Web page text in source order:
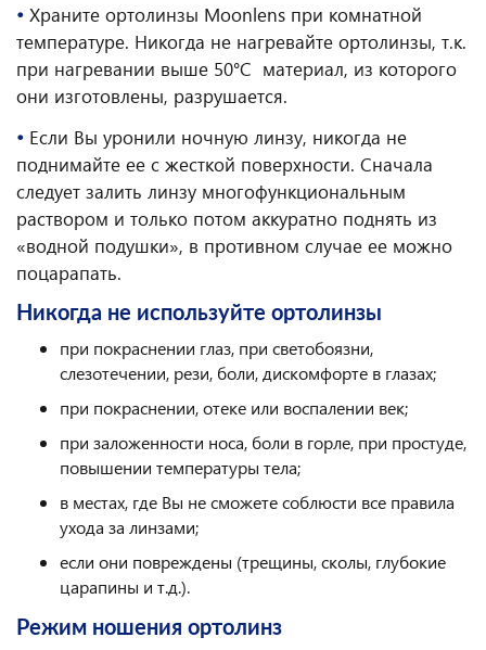
• Храните ортолинзы Moonlens при комнатной
температуре. Никогда не нагревайте ортолинзы, т.к.
при нагревании выше 50°С материал, из которого
они изготовлены, разрушается.
• Если Вы уронили ночную линзу, никогда не
поднимайте ее с жесткой поверхности. Сначала
следует залить линзу многофункциональным
раствором и только потом аккуратно поднять из
«водной подушки», в противном случае ее можно
поцарапать.
Никогда не используйте ортолинзы
при покраснении глаз, при светобоязни,
слезотечении, рези, боли, дискомфорте в глазах;
при покраснении, отеке или воспалении век;
при заложенности носа, боли в горле, при простуде,
повышении температуры тела;
в местах, где Вы не сможете соблюсти все правила
ухода за линзами;
если они повреждены (трещины, сколы, глубокие
царапины и т.д.).
Режим ношения ортолинз